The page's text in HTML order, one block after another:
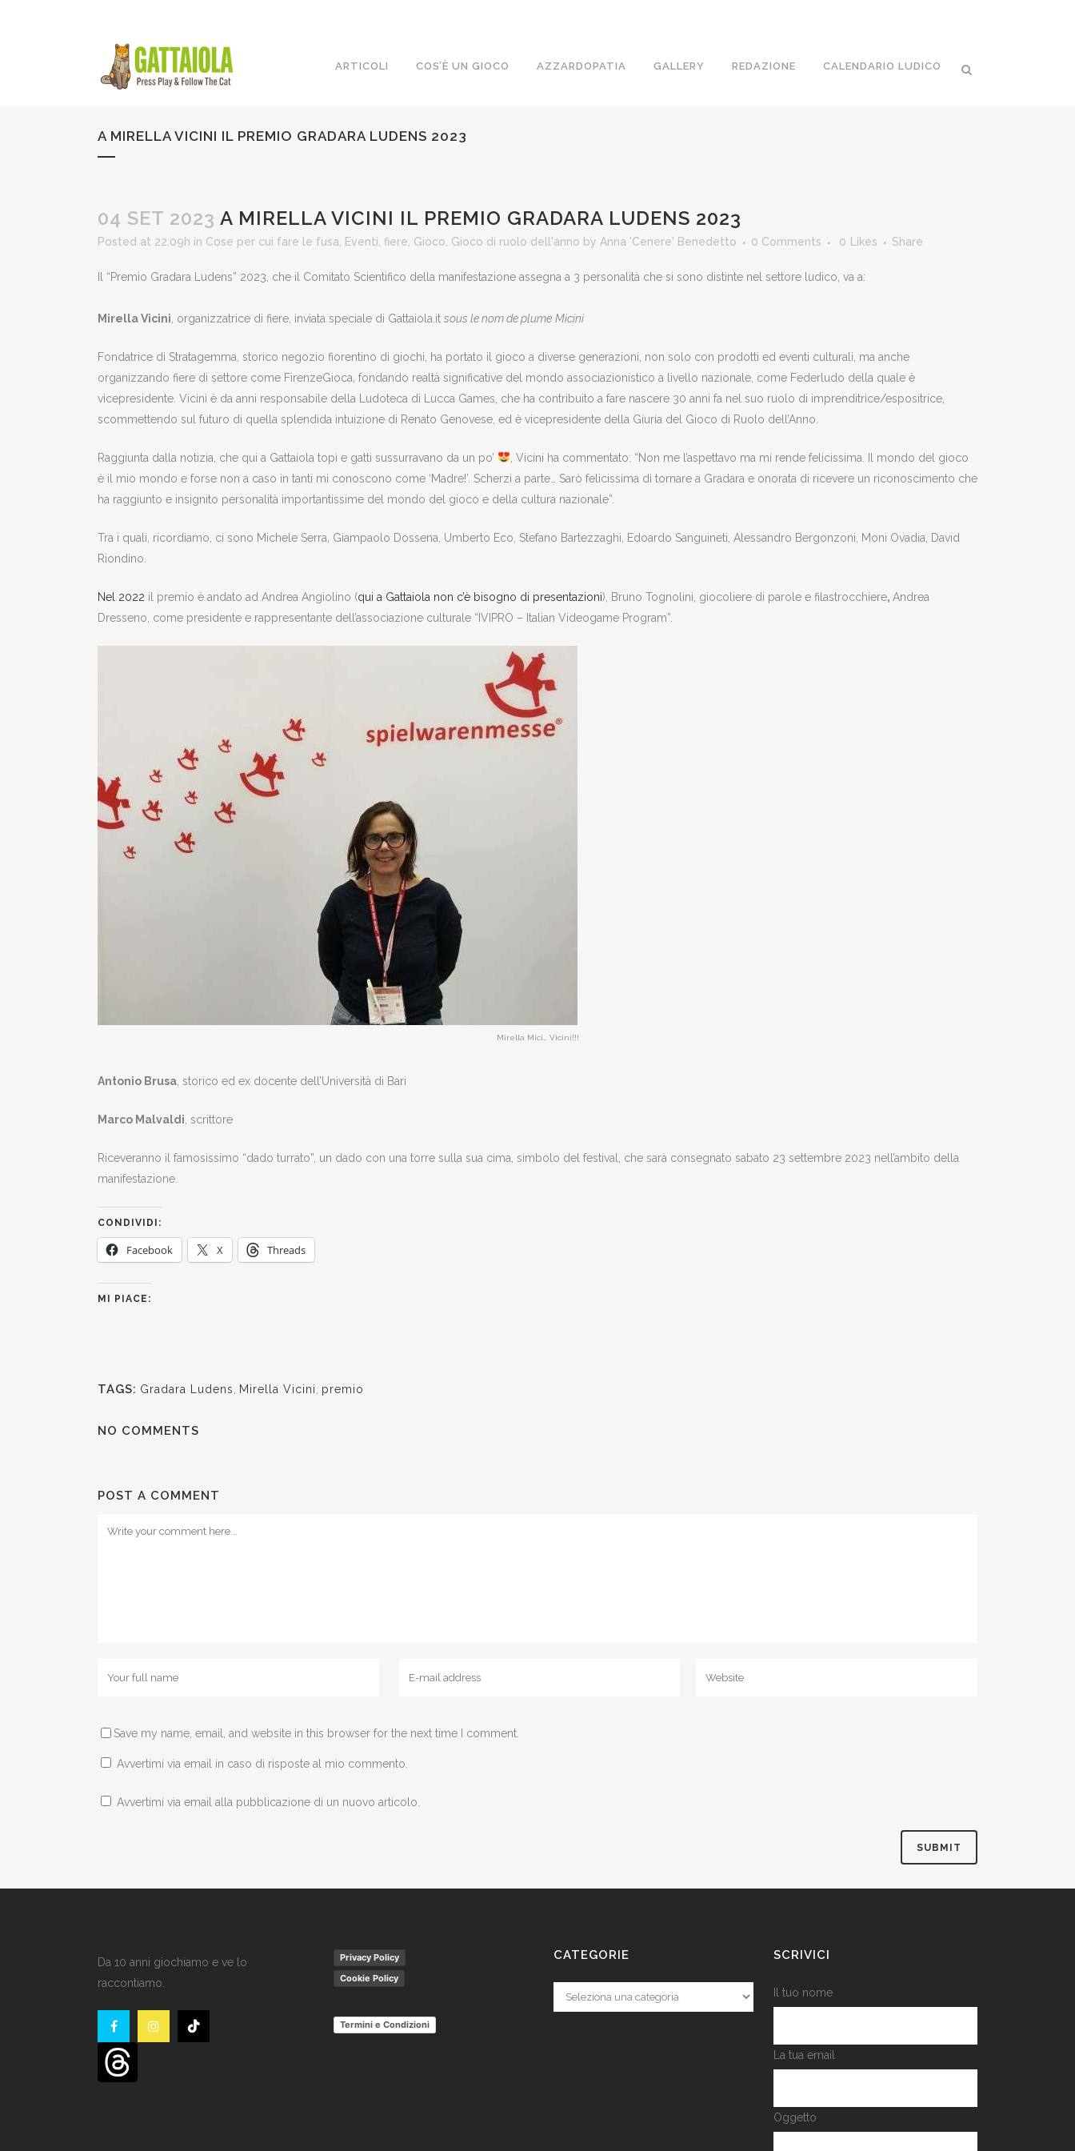
ARTICOLI COS’È UN GIOCO AZZARDOPATIA GALLERY REDAZIONE CALENDARIO LUDICO
A MIRELLA VICINI IL PREMIO GRADARA LUDENS 2023
04 SET 2023 A MIRELLA VICINI IL PREMIO GRADARA LUDENS 2023
Posted at 22:09h in Cose per cui fare le fusa Eventi fiere Gioco Gioco di ruolo dell'anno by Anna 'Cenere' Benedetto 0 Comments 0 Likes Share
Il “Premio Gradara Ludens” 2023, che il Comitato Scientifico della manifestazione assegna a 3 personalità che si sono distinte nel settore ludico, va a:
Mirella Vicini , organizzatrice di fiere, inviata speciale di Gattaiola.it sous le nom de plume Micini
Fondatrice di Stratagemma, storico negozio fiorentino di giochi, ha portato il gioco a diverse generazioni, non solo con prodotti ed eventi culturali, ma anche
organizzando fiere di settore come FirenzeGioca, fondando realtà significative del mondo associazionistico a livello nazionale, come Federludo della quale è
vicepresidente. Vicini è da anni responsabile della Ludoteca di Lucca Games, che ha contribuito a fare nascere 30 anni fa nel suo ruolo di imprenditrice/espositrice,
scommettendo sul futuro di quella splendida intuizione di Renato Genovese, ed è vicepresidente della Giuria del Gioco di Ruolo dell’Anno.
Raggiunta dalla notizia, che qui a Gattaiola topi e gatti sussurravano da un po’
, Vicini ha commentato: “Non me l’aspettavo ma mi rende felicissima. Il mondo del gioco
è il mio mondo e forse non a caso in tanti mi conoscono come ‘Madre!’. Scherzi a parte… Sarò felicissima di tornare a Gradara e onorata di ricevere un riconoscimento che
ha raggiunto e insignito personalità importantissime del mondo del gioco e della cultura nazionale”.
Tra i quali, ricordiamo, ci sono Michele Serra, Giampaolo Dossena, Umberto Eco, Stefano Bartezzaghi, Edoardo Sanguineti, Alessandro Bergonzoni, Moni Ovadia, David
Riondino.
Nel 2022 il premio è andato ad Andrea Angiolino (qui a Gattaiola non c’è bisogno di presentazioni), Bruno Tognolini, giocoliere di parole e filastrocchiere, Andrea
Dresseno, come presidente e rappresentante dell’associazione culturale “IVIPRO – Italian Videogame Program”.
Mirella Mici… Vicini!!!
Antonio Brusa , storico ed ex docente dell’Università di Bari
Marco Malvaldi , scrittore
Riceveranno il famosissimo “dado turrato”, un dado con una torre sulla sua cima, simbolo del festival, che sarà consegnato sabato 23 settembre 2023 nell’ambito della
manifestazione.
CONDIVIDI:
Facebook X Threads
MI PIACE:
TAGS: Gradara Ludens Mirella Vicini premio
NO COMMENTS
POST A COMMENT
Save my name, email, and website in this browser for the next time I comment.
Avvertimi via email in caso di risposte al mio commento.
Avvertimi via email alla pubblicazione di un nuovo articolo.
Da 10 anni giochiamo e ve lo
raccontiamo.
Privacy Policy
Cookie Policy
Termini e Condizioni
CATEGORIE
Categorie
SCRIVICI
Il tuo nome
La tua email
Oggetto